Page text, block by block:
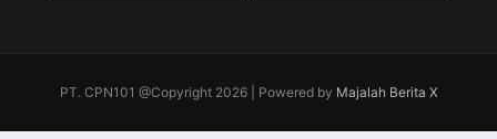
PT. CPN101 @Copyright 2026 | Powered by Majalah Berita X